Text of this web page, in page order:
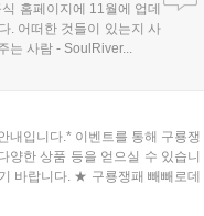
홈페이지에 11월에 업데
. 어떠한 것들이 있는지 사
는 사람 - SoulRiver...
내입니다.* 이벤트를 통해 구룡쟁
양한 상품 등을 얻으실 수 있습니
바랍니다. ★ 구룡쟁패 빼빼로데